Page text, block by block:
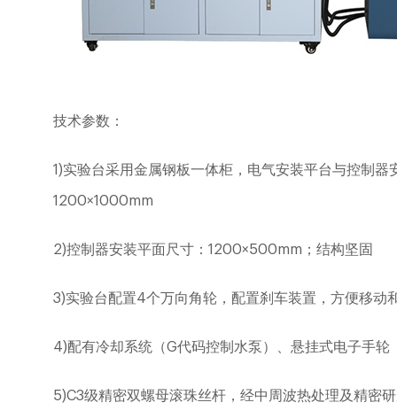
技术参数：
1)实验台采用金属钢板一体柜，电气安装平台与控制器
1200×1000mm
2)控制器安装平面尺寸： 1200×500mm ；结构坚固
3)实验台配置4个万向角轮，配置刹车装置，方便移动
4)配有冷却系统（G代码控制水泵）、悬挂式电子手轮
5)C3级精密双螺母滚珠丝杆，经中周波热处理及精密